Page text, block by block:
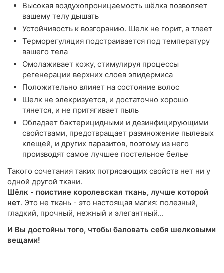
Высокая воздухопроницаемость шёлка позволяет
вашему телу дышать
Устойчивость к возгоранию. Шелк не горит, а тлеет
Терморегуляция подстраивается под температуру
вашего тела
Омолаживает кожу, стимулируя процессы
регенерации верхних слоев эпидермиса
Положительно влияет на состояние волос
Шелк не элекризуется, и достаточно хорошо
тянется, и не притягивает пыль
Обладает бактерицидными и дезинфицирующими
свойствами, предотвращает размножение пылевых
клещей, и других паразитов, поэтому из него
производят самое лучшее постельное белье
Такого сочетания таких потрясающих свойств нет ни у
одной другой ткани.
Шёлк - поистине королевская ткань, лучше которой
нет. Это не ткань - это настоящая магия: полезный,
гладкий, прочный, нежный и элегантный...
И Вы достойны того, чтобы баловать себя шелковыми
вещами!